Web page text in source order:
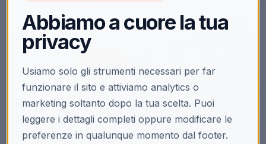
Abbiamo a cuore la tua
privacy
Usiamo solo gli strumenti necessari per far
funzionare il sito e attiviamo analytics o
marketing soltanto dopo la tua scelta. Puoi
leggere i dettagli completi oppure modificare le
preferenze in qualunque momento dal footer.
Accedi per vedere i prezzi
Solo i clienti registrati e abilitati possono visualizzare i
Descrizione